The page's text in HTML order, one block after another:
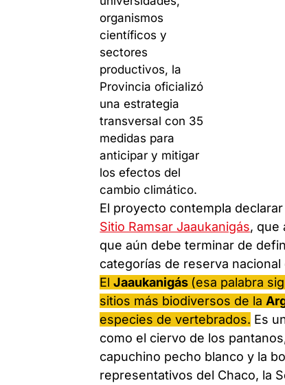
El proyecto contempla
Sitio Ramsar Jaaukanigás, que
que aún debe terminar de
categorías de reserva nacional
ElJaaukanigás (esa palabra
sitios más biodiversos de la
especies de vertebrados. Es
como el ciervo de los
capuchino pecho blanco y la
representativos del Chaco, la